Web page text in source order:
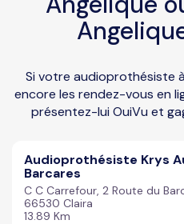
Si votre audioprothésiste
encore les rendez-vous en
présentez-lui OuiVu et
Audioprothésiste Krys
Barcares
C C Carrefour, 2 Route du
66530 Claira
13.89 Km